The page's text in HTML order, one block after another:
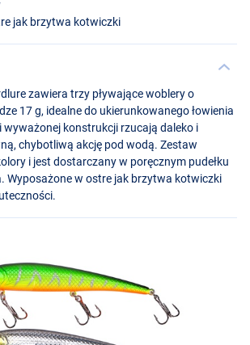
jak brzytwa kotwiczki
zawiera trzy pływające woblery o
17 g, idealne do ukierunkowanego łowienia
wyważonej konstrukcji rzucają daleko i
chybotliwą akcję pod wodą. Zestaw
i jest dostarczany w poręcznym pudełku
Wyposażone w ostre jak brzytwa kotwiczki